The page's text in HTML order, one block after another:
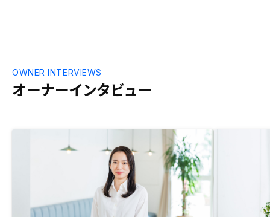
オーナーインタビュー
OWNER INTERVIEWS